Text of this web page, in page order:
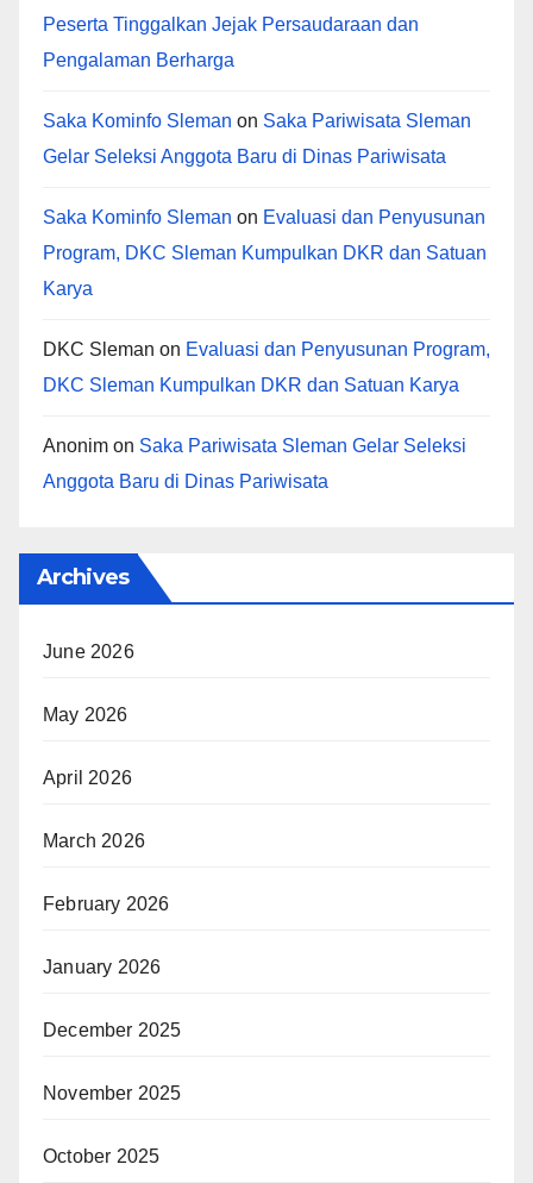
Peserta Tinggalkan Jejak Persaudaraan dan
Pengalaman Berharga
Saka Kominfo Sleman on Saka Pariwisata Sleman
Gelar Seleksi Anggota Baru di Dinas Pariwisata
Saka Kominfo Sleman on Evaluasi dan Penyusunan
Program, DKC Sleman Kumpulkan DKR dan Satuan
Karya
DKC Sleman on Evaluasi dan Penyusunan Program,
DKC Sleman Kumpulkan DKR dan Satuan Karya
Anonim on Saka Pariwisata Sleman Gelar Seleksi
Anggota Baru di Dinas Pariwisata
Archives
June 2026
May 2026
April 2026
March 2026
February 2026
January 2026
December 2025
November 2025
October 2025